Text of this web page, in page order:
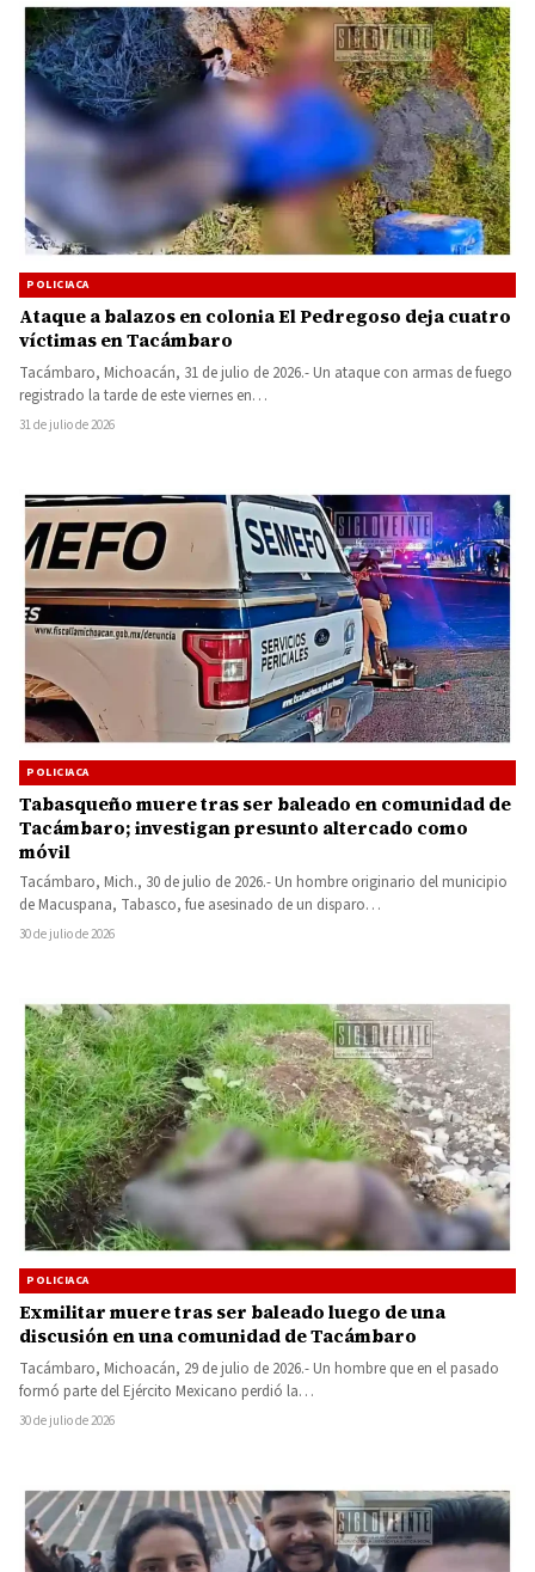
POLICIACA
Ataque a balazos en colonia El Pedregoso deja cuatro
víctimas en Tacámbaro
Tacámbaro, Michoacán, 31 de julio de 2026.- Un ataque con armas de fuego
registrado la tarde de este viernes en…
31 de julio de 2026
POLICIACA
Tabasqueño muere tras ser baleado en comunidad de
Tacámbaro; investigan presunto altercado como
móvil
Tacámbaro, Mich., 30 de julio de 2026.- Un hombre originario del municipio
de Macuspana, Tabasco, fue asesinado de un disparo…
30 de julio de 2026
POLICIACA
Exmilitar muere tras ser baleado luego de una
discusión en una comunidad de Tacámbaro
Tacámbaro, Michoacán, 29 de julio de 2026.- Un hombre que en el pasado
formó parte del Ejército Mexicano perdió la…
30 de julio de 2026